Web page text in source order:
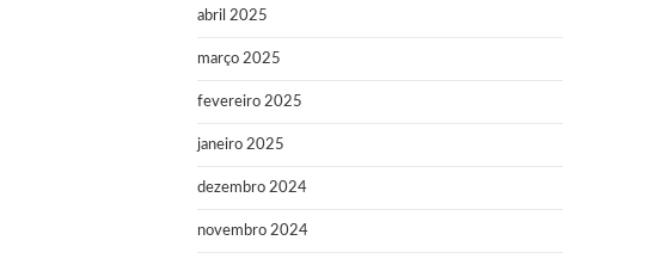
abril 2025
março 2025
fevereiro 2025
janeiro 2025
dezembro 2024
novembro 2024